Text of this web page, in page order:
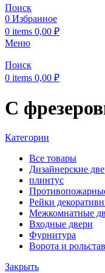
Поиск
0 Избранное
0 items 0,00 ₽
Меню
Поиск
0 items 0,00 ₽
С
Категории
Все товары
Дизайнерские
плинтус
Рейки
Межкомнатные
Входные двери
Фурнитура
Ворота и
Закрыть